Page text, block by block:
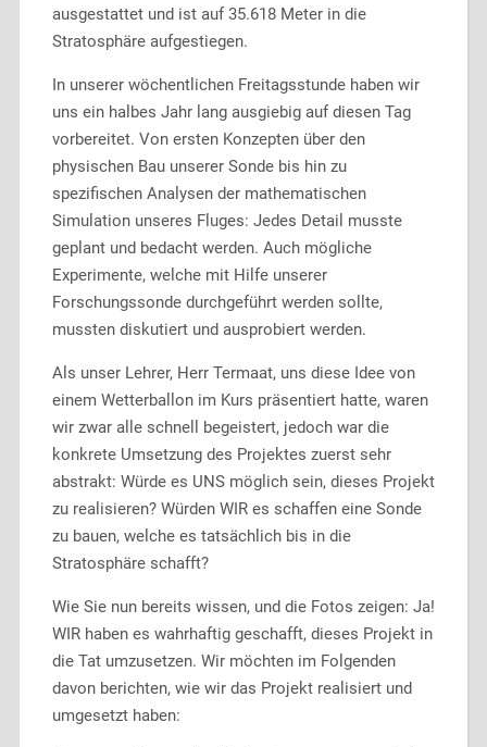
ausgestattet und ist auf 35.618 Meter in die
Stratosphäre aufgestiegen.
In unserer wöchentlichen Freitagsstunde haben wir
uns ein halbes Jahr lang ausgiebig auf diesen Tag
vorbereitet. Von ersten Konzepten über den
physischen Bau unserer Sonde bis hin zu
spezifischen Analysen der mathematischen
Simulation unseres Fluges: Jedes Detail musste
geplant und bedacht werden. Auch mögliche
Experimente, welche mit Hilfe unserer
Forschungssonde durchgeführt werden sollte,
mussten diskutiert und ausprobiert werden.
Als unser Lehrer, Herr Termaat, uns diese Idee von
einem Wetterballon im Kurs präsentiert hatte, waren
wir zwar alle schnell begeistert, jedoch war die
konkrete Umsetzung des Projektes zuerst sehr
abstrakt: Würde es UNS möglich sein, dieses Projekt
zu realisieren? Würden WIR es schaffen eine Sonde
zu bauen, welche es tatsächlich bis in die
Stratosphäre schafft?
Wie Sie nun bereits wissen, und die Fotos zeigen: Ja!
WIR haben es wahrhaftig geschafft, dieses Projekt in
die Tat umzusetzen. Wir möchten im Folgenden
davon berichten, wie wir das Projekt realisiert und
umgesetzt haben: